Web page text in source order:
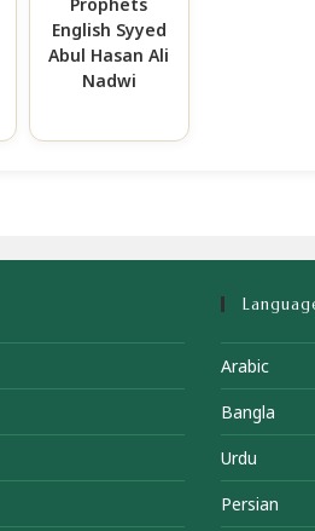
English Syyed
Abul Hasan Ali
Nadwi
Arabic
Bangla
Urdu
Persian